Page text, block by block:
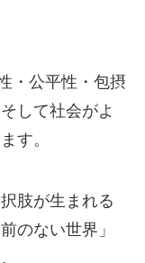
・公平性・包摂
して社会がよ
す。
肢が生まれる
のない世界」